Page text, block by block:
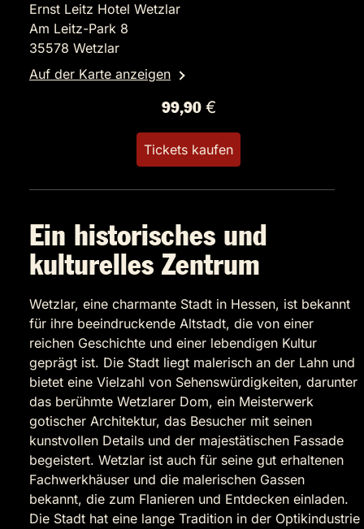
Ernst Leitz Hotel Wetzlar
Am Leitz-Park 8
35578 Wetzlar
Auf der Karte anzeigen
99,90 €
Tickets kaufen
Ein historisches und
kulturelles Zentrum
Wetzlar, eine charmante Stadt in Hessen, ist bekannt
für ihre beeindruckende Altstadt, die von einer
reichen Geschichte und einer lebendigen Kultur
geprägt ist. Die Stadt liegt malerisch an der Lahn und
bietet eine Vielzahl von Sehenswürdigkeiten, darunter
das berühmte Wetzlarer Dom, ein Meisterwerk
gotischer Architektur, das Besucher mit seinen
kunstvollen Details und der majestätischen Fassade
begeistert. Wetzlar ist auch für seine gut erhaltenen
Fachwerkhäuser und die malerischen Gassen
bekannt, die zum Flanieren und Entdecken einladen.
Die Stadt hat eine lange Tradition in der Optikindustrie